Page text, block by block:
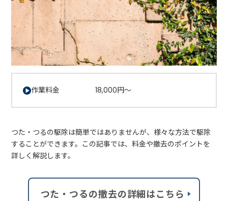
作業料金 18,000円～
つた・つるの駆除は簡単ではありませんが、様々な方法で駆除
することができます。この記事では、料金や撤去のポイントを
詳しく解説します。
つた・つるの撤去の詳細はこちら